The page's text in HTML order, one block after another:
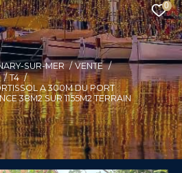
0
SUR-MER
VENTE
T4
A 300M DU PORT
38M2 SUR 1155M2 TERRAIN